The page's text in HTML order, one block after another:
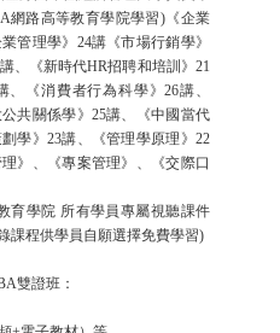
網路高等教育學院學習)《企業
管理學》24講《市場行銷學》
、《新時代HR招聘和培訓》21
《消費者行為科學》26講、
共關係學》25講、《中國當代
學》23講、《管理學原理》22
》、《專案管理》、《交際口
育學院 所有學員專屬視聽課件
課程供學員自願選擇免費學習)
雙證班：